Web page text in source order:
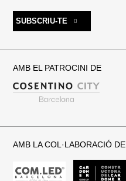
SUBSCRIU-TE
AMB EL PATROCINI DE
AMB LA COL·LABORACIÓ DE